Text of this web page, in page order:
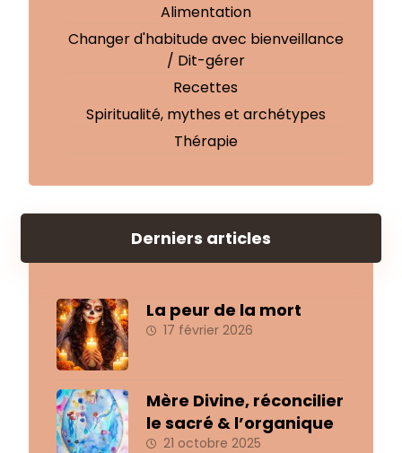
Alimentation
Changer d'habitude avec bienveillance
/ Dit-gérer
Recettes
Spiritualité, mythes et archétypes
Thérapie
Derniers articles
La peur de la mort
17 février 2026
Mère Divine, réconcilier
le sacré & l’organique
21 octobre 2025